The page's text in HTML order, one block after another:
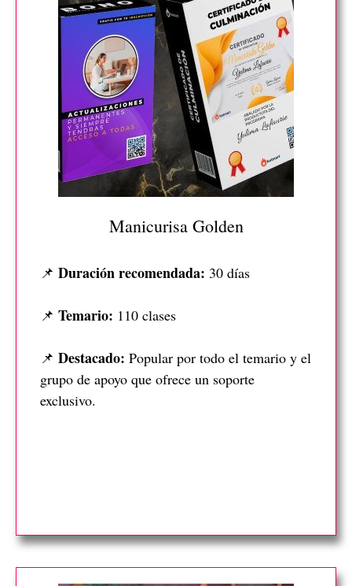
Manicurisa Golden
📌 Duración recomendada: 30 días
📌 Temario: 110 clases
📌 Destacado: Popular por todo el temario y el
grupo de apoyo que ofrece un soporte
exclusivo.